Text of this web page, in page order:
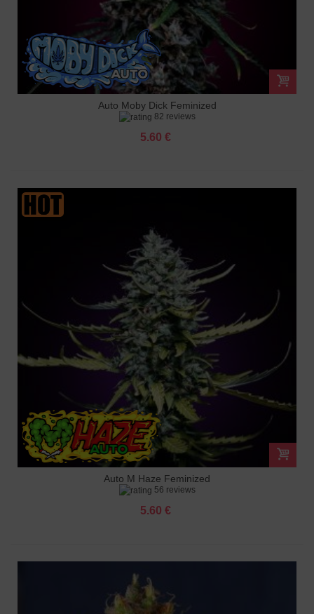
Auto Moby Dick Feminized
82 reviews
5.60 €
Auto M Haze Feminized
56 reviews
5.60 €